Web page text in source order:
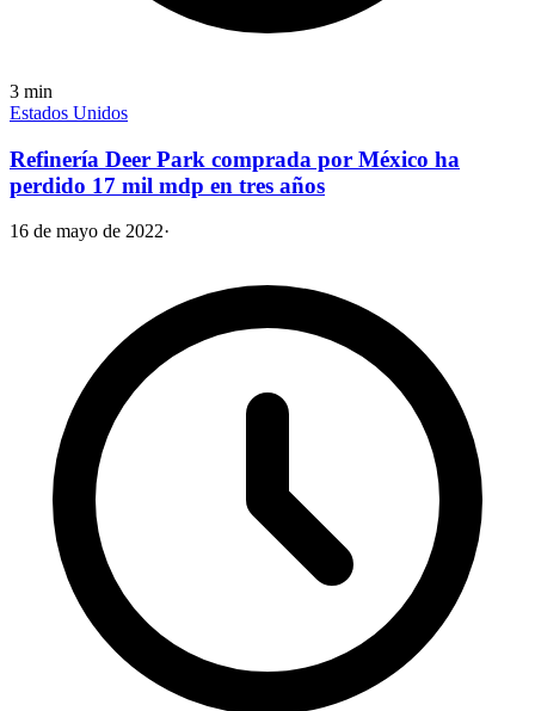
3 min
Estados Unidos
Refinería Deer Park comprada por México ha
perdido 17 mil mdp en tres años
16 de mayo de 2022·